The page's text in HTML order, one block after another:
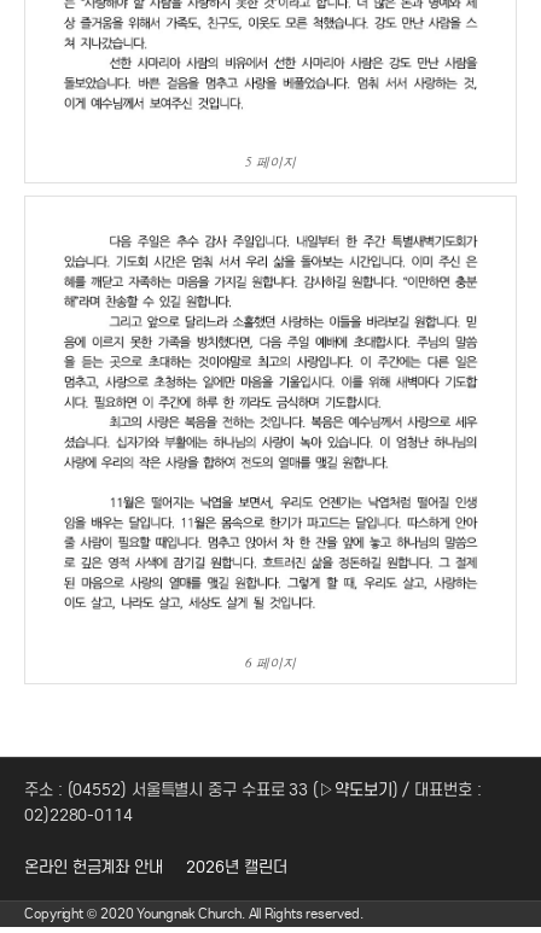
5 페이지
6 페이지
주소 : (04552) 서울특별시 중구 수표로 33 (▷약도보기 ) / 대표번호 :
02)2280-0114
온라인 헌금계좌 안내 2026년 캘린더
Copyright © 2020 Youngnak Church. All Rights reserved.